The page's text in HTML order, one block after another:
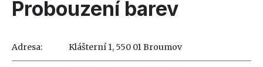
Probouzení barev
Adresa: Klášterní 1, 550 01 Broumov